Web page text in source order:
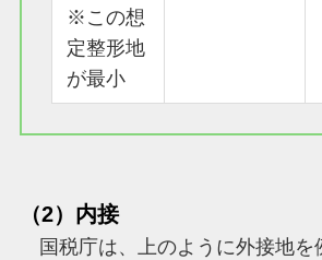
※この想
定整形地
が最小
（2）内接
国税庁は、上のように外接地を